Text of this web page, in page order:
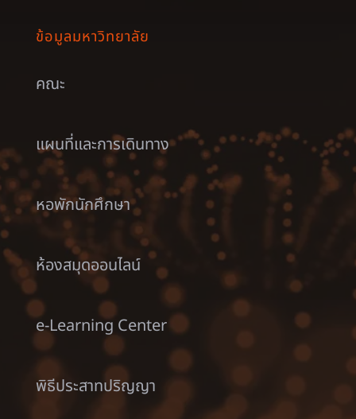
ข้อมูลมหาวิทยาลัย
คณะ
แผนที่และการเดินทาง
หอพักนักศึกษา
ห้องสมุดออนไลน์
e-Learning Center
พิธีประสาทปริญญา